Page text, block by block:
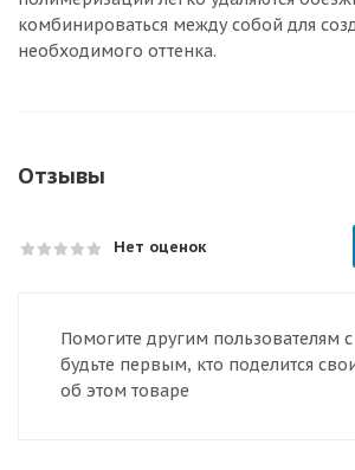
комбинироваться между собой для
необходимого оттенка.
Отзывы
Нет оценок
Помогите другим пользователям
будьте первым, кто поделится
об этом товаре